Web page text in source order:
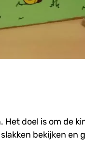
doel is om de
bekijken en